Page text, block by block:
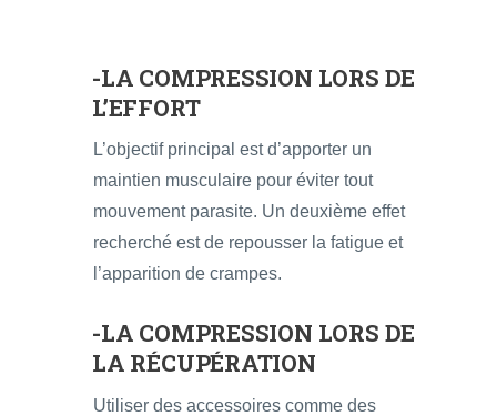
-LA COMPRESSION LORS DE
L’EFFORT
L’objectif principal est d’apporter un
maintien musculaire pour éviter tout
mouvement parasite. Un deuxième effet
recherché est de repousser la fatigue et
l’apparition de crampes.
-LA COMPRESSION LORS DE
LA RÉCUPÉRATION
Utiliser des accessoires comme des